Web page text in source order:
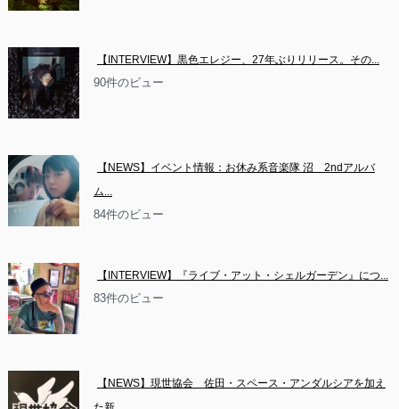
【INTERVIEW】黒色エレジー、27年ぶりリリース。その...
90件のビュー
【NEWS】イベント情報：お休み系音楽隊 沼　2ndアルバ
ム...
84件のビュー
【INTERVIEW】『ライブ・アット・シェルガーデン』につ...
83件のビュー
【NEWS】現世協会　佐田・スペース・アンダルシアを加え